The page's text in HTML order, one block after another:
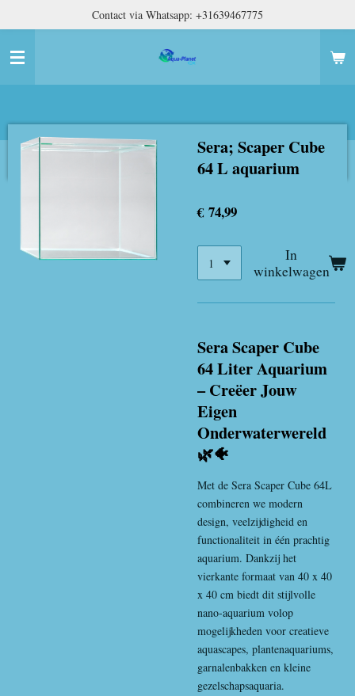
naar
hoofdinhoud
Contact via Whatsapp: +31639467775
Sera; Scaper Cube
64 L aquarium
€ 74,99
In
winkelwagen
Sera Scaper Cube
64 Liter Aquarium
– Creëer Jouw
Eigen
Onderwaterwereld
🌿🐠
Met de Sera Scaper Cube 64L
combineren we modern
design, veelzijdigheid en
functionaliteit in één prachtig
aquarium. Dankzij het
vierkante formaat van 40 x 40
x 40 cm biedt dit stijlvolle
nano-aquarium volop
mogelijkheden voor creatieve
aquascapes, plantenaquariums,
garnalenbakken en kleine
gezelschapsaquaria.